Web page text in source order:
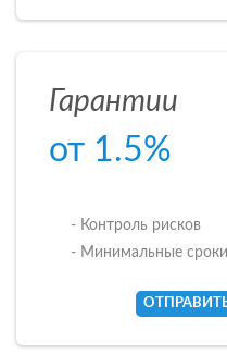
Гарантии
от 1.5%
- Контроль рисков
- Минимальные сроки